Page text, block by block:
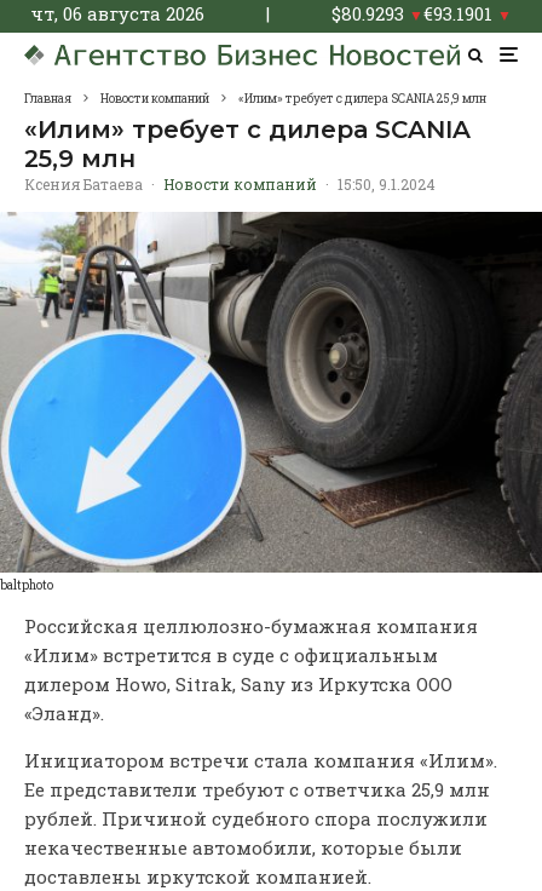
чт, 06 августа 2026 | $80.9293 ▼€93.1901 ▼
Главная Новости компаний «Илим» требует с дилера SCANIA 25,9 млн
«Илим» требует с дилера SCANIA
25,9 млн
Ксения Батаева · Новости компаний · 15:50, 9.1.2024
baltphoto
Российская целлюлозно-бумажная компания
«Илим» встретится в суде с ​официальным
дилером Howo, Sitrak, Sany из Иркутска ООО
«Эланд».
Инициатором встречи стала компания «Илим».
Ее представители требуют с ответчика 25,9 млн
рублей. Причиной судебного спора послужили
некачественные автомобили, которые были
доставлены иркутской компанией.